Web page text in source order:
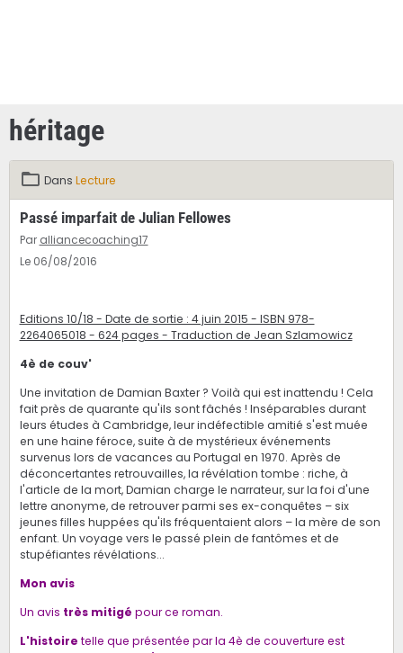
héritage
Dans Lecture
Passé imparfait de Julian Fellowes
Par alliancecoaching17
Le 06/08/2016
Editions 10/18 - Date de sortie : 4 juin 2015 - ISBN 978-
2264065018 - 624 pages - Traduction de Jean Szlamowicz
4è de couv'
Une invitation de Damian Baxter ? Voilà qui est inattendu ! Cela
fait près de quarante qu'ils sont fâchés ! Inséparables durant
leurs études à Cambridge, leur indéfectible amitié s'est muée
en une haine féroce, suite à de mystérieux événements
survenus lors de vacances au Portugal en 1970. Après de
déconcertantes retrouvailles, la révélation tombe : riche, à
l'article de la mort, Damian charge le narrateur, sur la foi d'une
lettre anonyme, de retrouver parmi ses ex-conquêtes – six
jeunes filles huppées qu'ils fréquentaient alors – la mère de son
enfant. Un voyage vers le passé plein de fantômes et de
stupéfiantes révélations...
Mon avis
Un avis très mitigé pour ce roman.
L'histoire telle que présentée par la 4è de couverture est